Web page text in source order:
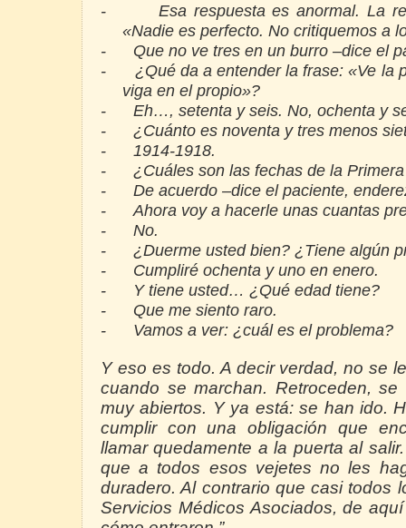
-
Esa respuesta es anormal. La
«Nadie es perfecto. No critiquemos a
-
Que no ve tres en un burro –dice el
-
¿Qué da a entender la frase: «Ve la
viga en el propio»?
-
Eh…, setenta y seis. No, ochenta y
-
¿Cuánto es noventa y tres menos
-
1914-1918.
-
¿Cuáles son las fechas de la
-
De acuerdo –dice el paciente,
-
Ahora voy a hacerle unas cuantas
-
No.
-
¿Duerme usted bien? ¿Tiene algún
-
Cumpliré ochenta y uno en enero.
-
Y tiene usted… ¿Qué edad tiene?
-
Que me siento raro.
-
Vamos a ver: ¿cuál es el problema?
Y eso es todo. A decir verdad, no se
cuando se marchan. Retroceden,
muy abiertos. Y ya está: se han ido.
cumplir con una obligación que
llamar quedamente a la puerta al
que a todos esos vejetes no les
duradero. Al contrario que casi todos
Servicios Médicos Asociados, de